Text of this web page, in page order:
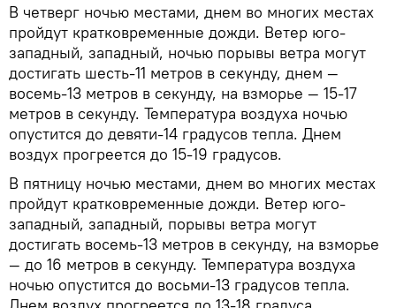
В четверг ночью местами, днем во многих местах
пройдут кратковременные дожди. Ветер юго-
западный, западный, ночью порывы ветра могут
достигать шесть-11 метров в секунду, днем —
восемь-13 метров в секунду, на взморье — 15-17
метров в секунду. Температура воздуха ночью
опустится до девяти-14 градусов тепла. Днем
воздух прогреется до 15-19 градусов.
В пятницу ночью местами, днем во многих местах
пройдут кратковременные дожди. Ветер юго-
западный, западный, порывы ветра могут
достигать восемь-13 метров в секунду, на взморье
— до 16 метров в секунду. Температура воздуха
ночью опустится до восьми-13 градусов тепла.